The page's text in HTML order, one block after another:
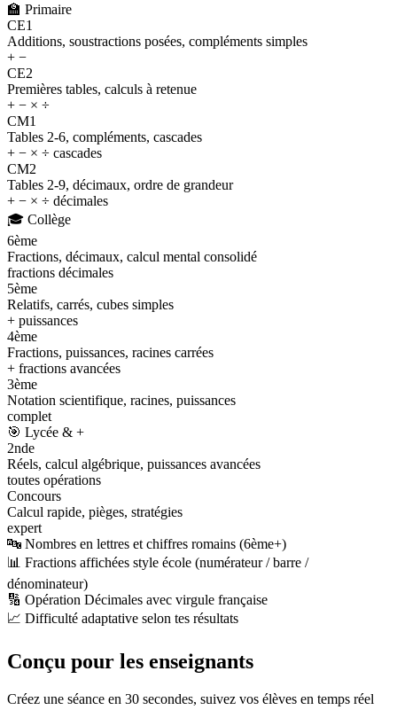
🏫 Primaire
CE1
Additions, soustractions posées, compléments simples
+ −
CE2
Premières tables, calculs à retenue
+ − × ÷
CM1
Tables 2-6, compléments, cascades
+ − × ÷ cascades
CM2
Tables 2-9, décimaux, ordre de grandeur
+ − × ÷ décimales
🎓 Collège
6ème
Fractions, décimaux, calcul mental consolidé
fractions décimales
5ème
Relatifs, carrés, cubes simples
+ puissances
4ème
Fractions, puissances, racines carrées
+ fractions avancées
3ème
Notation scientifique, racines, puissances
complet
🎯 Lycée & +
2nde
Réels, calcul algébrique, puissances avancées
toutes opérations
Concours
Calcul rapide, pièges, stratégies
expert
🔤 Nombres en lettres et chiffres romains (6ème+)
📊 Fractions affichées style école (numérateur / barre /
dénominateur)
🔢 Opération Décimales avec virgule française
📈 Difficulté adaptative selon tes résultats
Conçu pour les enseignants
Créez une séance en 30 secondes, suivez vos élèves en temps réel